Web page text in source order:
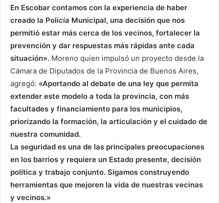
En Escobar contamos con la experiencia de haber
creado la Policía Municipal, una decisión que nos
permitió estar más cerca de los vecinos, fortalecer la
prevención y dar respuestas más rápidas ante cada
situación». Moreno quien impulsó un proyecto desde la
Cámara de Diputados de la Provincia de Buenos Aires,
agregó: «Aportando al debate de una ley que permita
extender este modelo a toda la provincia, con más
facultades y financiamiento para los municipios,
priorizando la formación, la articulación y el cuidado de
nuestra comunidad.
La seguridad es una de las principales preocupaciones
en los barrios y requiere un Estado presente, decisión
política y trabajo conjunto. Sigamos construyendo
herramientas que mejoren la vida de nuestras vecinas
y vecinos.»